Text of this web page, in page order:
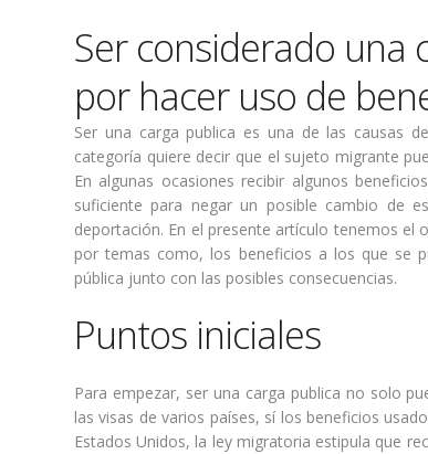
Ser considerado una
por hacer uso de
Ser una carga publica es una de las causas
categoría quiere decir que el sujeto migrante
En algunas ocasiones recibir algunos
suficiente para negar un posible cambio de
deportación. En el presente artículo tenemos
por temas como, los beneficios a los que se
pública junto con las posibles consecuencias.
Puntos iniciales
Para empezar, ser una carga publica no solo
las visas de varios países, sí los beneficios
Estados Unidos, la ley migratoria estipula que